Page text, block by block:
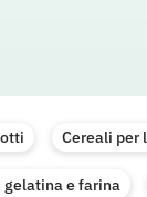
Cereali per
gelatina e farina